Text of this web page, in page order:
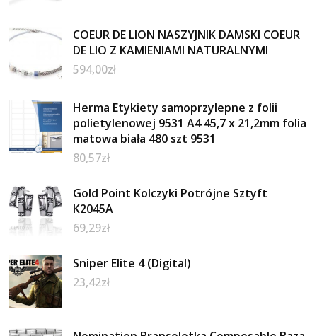
COEUR DE LION NASZYJNIK DAMSKI COEUR
DE LIO Z KAMIENIAMI NATURALNYMI
594,00zł
Herma Etykiety samoprzylepne z folii
polietylenowej 9531 A4 45,7 x 21,2mm folia
matowa biała 480 szt 9531
80,57zł
Gold Point Kolczyki Potrójne Sztyft
K2045A
69,29zł
Sniper Elite 4 (Digital)
23,42zł